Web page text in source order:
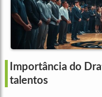
Importância do
talentos